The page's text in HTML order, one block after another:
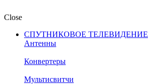
Close
СПУТНИКОВОЕ ТЕЛЕВИДЕНИЕ
Антенны
Конвертеры
Мультисвитчи